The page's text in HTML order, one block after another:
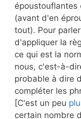
époustouflantes
(avant d'en
tout). Pour
d'appliquer la
ce qui est la
nous, c'est-à-
probable à dire
compléter les
[C'est un peu
certain nombre